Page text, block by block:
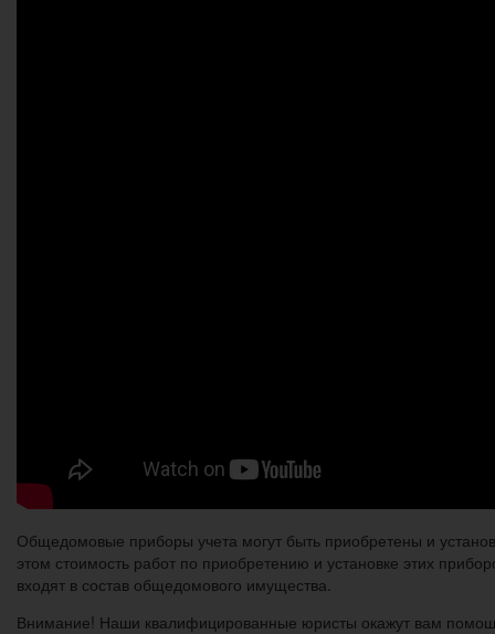
Общедомовые приборы учета могут быть приобретены и
этом стоимость работ по приобретению и установке этих
входят в состав общедомового имущества.
Внимание! Наши квалифицированные юристы окажут вам